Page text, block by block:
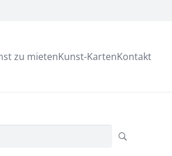
zu mietenKunst-KartenKontakt